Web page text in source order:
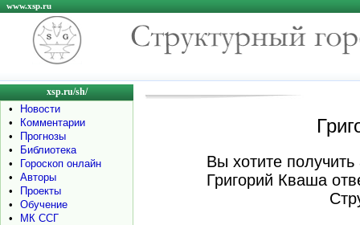
www.xsp.ru
xsp.ru/sh/
•
Новости
•
Комментарии
•
Прогнозы
•
Библиотека
•
Гороскоп онлайн
•
Авторы
•
Проекты
•
Обучение
•
МК ССГ
Вы хотите
Григорий Кваша